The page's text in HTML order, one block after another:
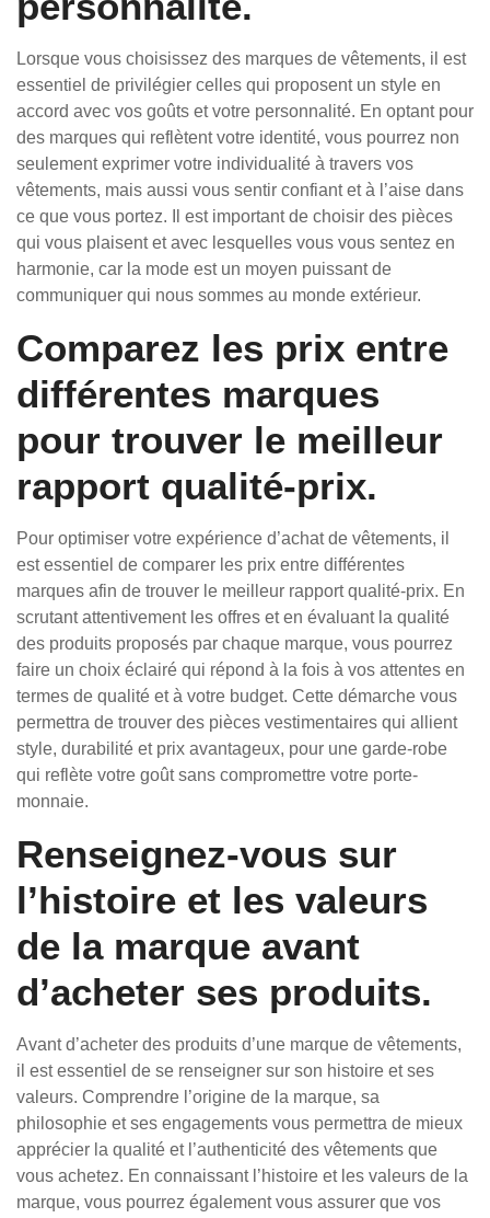
Lorsque vous choisissez des marques de vêtements, il est
essentiel de privilégier celles qui proposent un style en
accord avec vos goûts et votre personnalité. En optant pour
des marques qui reflètent votre identité, vous pourrez non
seulement exprimer votre individualité à travers vos
vêtements, mais aussi vous sentir confiant et à l’aise dans
ce que vous portez. Il est important de choisir des pièces
qui vous plaisent et avec lesquelles vous vous sentez en
harmonie, car la mode est un moyen puissant de
communiquer qui nous sommes au monde extérieur.
Comparez les prix entre
différentes marques
pour trouver le meilleur
rapport qualité-prix.
Pour optimiser votre expérience d’achat de vêtements, il
est essentiel de comparer les prix entre différentes
marques afin de trouver le meilleur rapport qualité-prix. En
scrutant attentivement les offres et en évaluant la qualité
des produits proposés par chaque marque, vous pourrez
faire un choix éclairé qui répond à la fois à vos attentes en
termes de qualité et à votre budget. Cette démarche vous
permettra de trouver des pièces vestimentaires qui allient
style, durabilité et prix avantageux, pour une garde-robe
qui reflète votre goût sans compromettre votre porte-
monnaie.
Renseignez-vous sur
l’histoire et les valeurs
de la marque avant
d’acheter ses produits.
Avant d’acheter des produits d’une marque de vêtements,
il est essentiel de se renseigner sur son histoire et ses
valeurs. Comprendre l’origine de la marque, sa
philosophie et ses engagements vous permettra de mieux
apprécier la qualité et l’authenticité des vêtements que
vous achetez. En connaissant l’histoire et les valeurs de la
marque, vous pourrez également vous assurer que vos